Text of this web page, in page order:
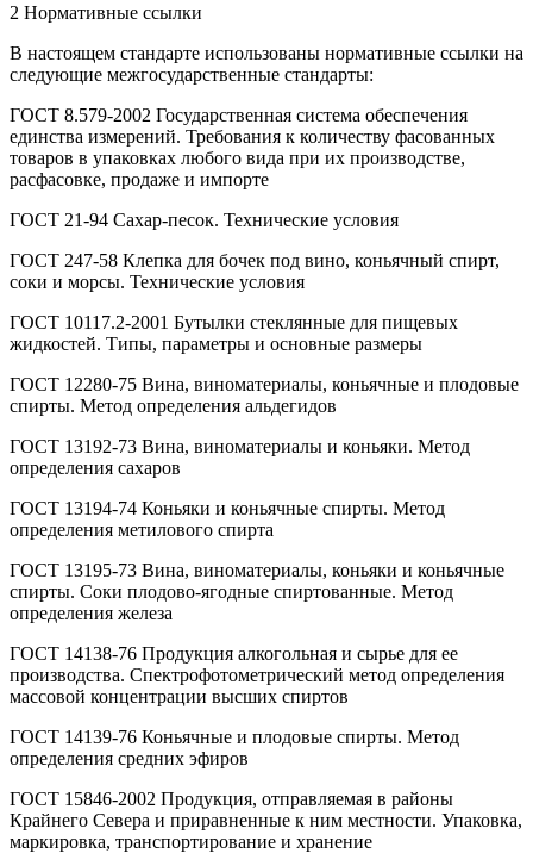
2 Нормативные ссылки
В настоящем стандарте использованы нормативные ссылки на
следующие межгосударственные стандарты:
ГОСТ 8.579-2002 Государственная система обеспечения
единства измерений. Требования к количеству фасованных
товаров в упаковках любого вида при их производстве,
расфасовке, продаже и импорте
ГОСТ 21-94 Сахар-песок. Технические условия
ГОСТ 247-58 Клепка для бочек под вино, коньячный спирт,
соки и морсы. Технические условия
ГОСТ 10117.2-2001 Бутылки стеклянные для пищевых
жидкостей. Типы, параметры и основные размеры
ГОСТ 12280-75 Вина, виноматериалы, коньячные и плодовые
спирты. Метод определения альдегидов
ГОСТ 13192-73 Вина, виноматериалы и коньяки. Метод
определения сахаров
ГОСТ 13194-74 Коньяки и коньячные спирты. Метод
определения метилового спирта
ГОСТ 13195-73 Вина, виноматериалы, коньяки и коньячные
спирты. Соки плодово-ягодные спиртованные. Метод
определения железа
ГОСТ 14138-76 Продукция алкогольная и сырье для ее
производства. Спектрофотометрический метод определения
массовой концентрации высших спиртов
ГОСТ 14139-76 Коньячные и плодовые спирты. Метод
определения средних эфиров
ГОСТ 15846-2002 Продукция, отправляемая в районы
Крайнего Севера и приравненные к ним местности. Упаковка,
маркировка, транспортирование и хранение